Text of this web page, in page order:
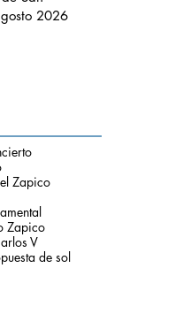
2026
Zapico
Zapico
V
puesta de sol